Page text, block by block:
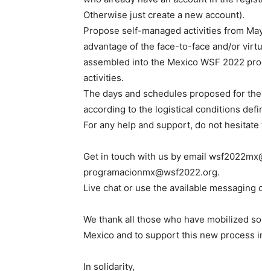
Otherwise just create a new account).
Propose self-managed activities from
advantage of the face-to-face and/or
assembled into the Mexico WSF 2022
activities.
The days and schedules proposed for
according to the logistical conditions
For any help and support, do not hesitate
Get in touch with us by email
programacionmx@wsf2022.org.
Live chat or use the available messaging
We thank all those who have mobilized
Mexico and to support this new process
In solidarity,